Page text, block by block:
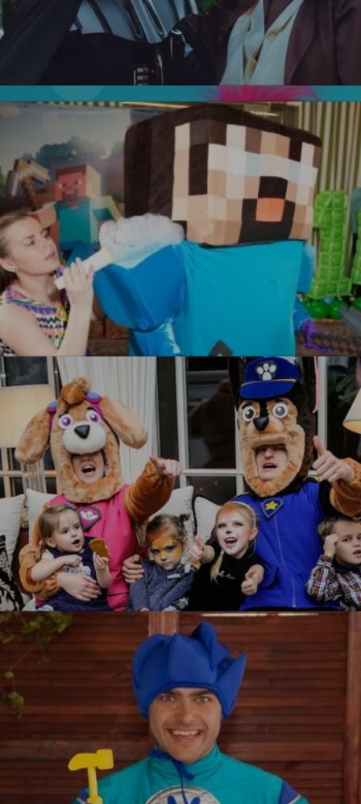
УЗНАТЬ БОЛЬШЕ
Звездные войны
УЗНАТЬ БОЛЬШЕ
Новинка!
УЗНАТЬ БОЛЬШЕ
Майнкрафт
УЗНАТЬ БОЛЬШЕ
Щенячий патруль